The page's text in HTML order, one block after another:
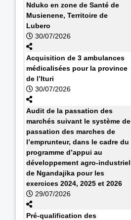
Nduko en zone de Santé de
Musienene, Territoire de
Lubero
30/07/2026
Acquisition de 3 ambulances
médicalisées pour la province
de l’Ituri
30/07/2026
Audit de la passation des
marchés suivant le système de
passation des marches de
l’emprunteur, dans le cadre du
programme d’appui au
développement agro-industriel
de Ngandajika pour les
exercices 2024, 2025 et 2026
29/07/2026
Pré-qualification des